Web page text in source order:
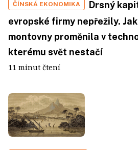
ČÍNSKÁ EKONOMIKA
Drsný
evropské firmy nepřežily.
montovny proměnila v
kterému svět nestačí
11 minut čtení